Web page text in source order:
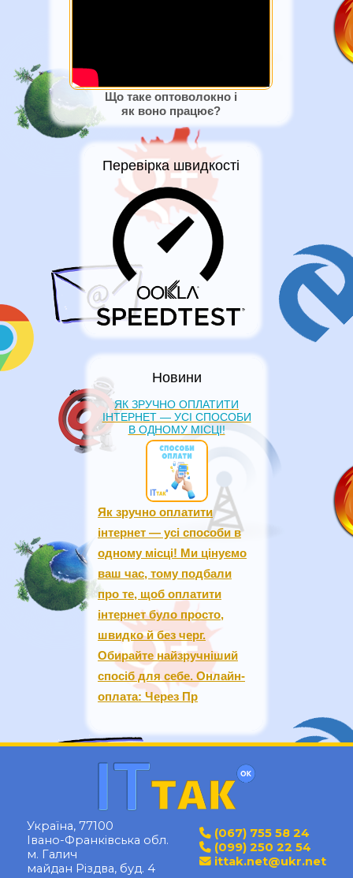
Що таке оптоволокно і
як воно працює?
Перевірка швидкості
Новини
ЯК ЗРУЧНО ОПЛАТИТИ
ІНТЕРНЕТ — УСІ СПОСОБИ
В ОДНОМУ МІСЦІ!
Як зручно оплатити
інтернет — усі способи в
одному місці! Ми цінуємо
ваш час, тому подбали
про те, щоб оплатити
інтернет було просто,
швидко й без черг.
Обирайте найзручніший
спосіб для себе. Онлайн-
оплата: Через Пр
Україна, 77100
Івано-Франківська обл.
м. Галич
майдан Різдва, буд. 4
(067) 755 58 24
(099) 250 22 54
ittak.net@ukr.net